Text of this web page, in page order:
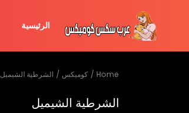
الرئيسية
Home كوميكس الشرطية الشيميل
الشرطية الشيميل